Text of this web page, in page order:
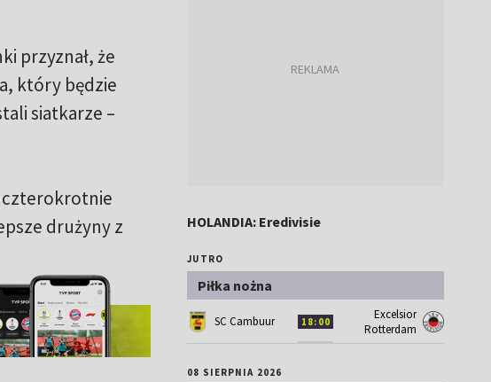
przyznał, że
który będzie
siatkarze –
czterokrotnie
drużyny z
HOLANDIA: Eredivisie
JUTRO
Piłka nożna
SC Cambuur 18:00
Excelsior
Rotterdam
08 SIERPNIA 2026